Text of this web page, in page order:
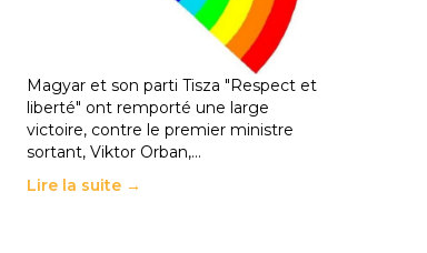
les politiques éducatives, aussi !
En Hongrie, le conservateur Peter
Magyar et son parti Tisza "Respect et
liberté" ont remporté une large
victoire, contre le premier ministre
sortant, Viktor Orban,…
Lire la suite →